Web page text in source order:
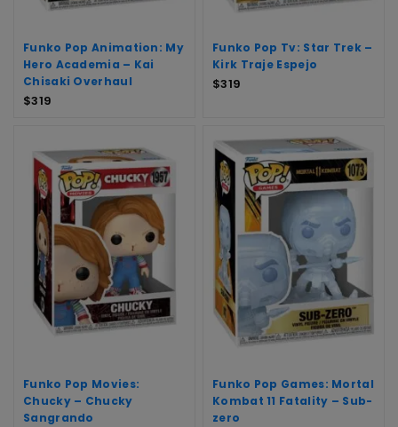
Funko Pop Animation: My
Hero Academia – Kai
Chisaki Overhaul
$319
Funko Pop Tv: Star Trek –
Kirk Traje Espejo
$319
Funko Pop Movies:
Chucky – Chucky
Sangrando
Funko Pop Games: Mortal
Kombat 11 Fatality – Sub-
zero